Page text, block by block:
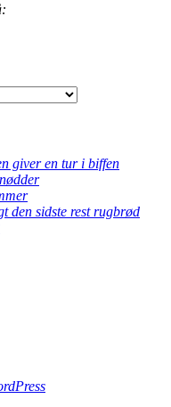
giver en tur i biffen
den sidste rest rugbrød